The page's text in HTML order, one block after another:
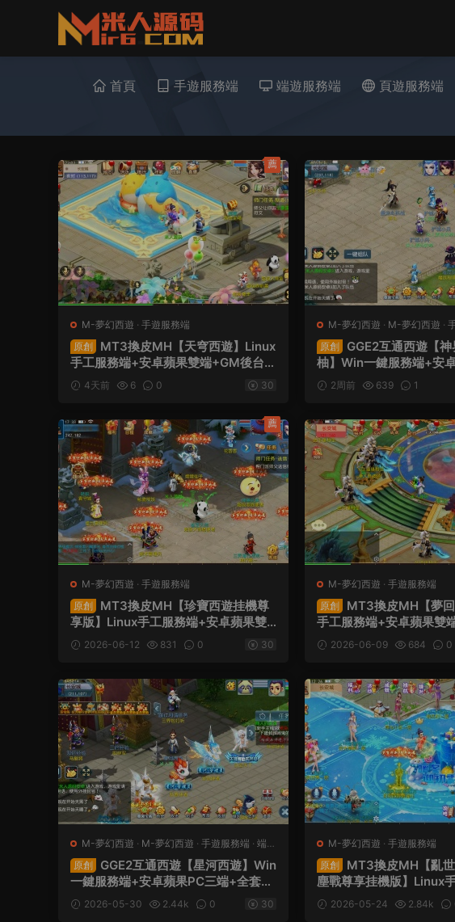
首頁 手遊服務端 端遊服務端 頁遊服務端
M-夢幻西遊 · 手遊服務端
原創
MT3換皮MH【天穹西遊】Linux
手工服務端+安卓蘋果雙端+GM後台
+全套源碼+視頻架設教程
4天前 6 0 30
薦
M-夢幻西遊 · M-夢幻西遊 ·
服務端
原創
GGE2互通西遊【
柚】Win一鍵服務端+安
+内置GM工具+全套源碼
程
2周前 639 1
M-夢幻西遊 · 手遊服務端
原創
MT3換皮MH【珍寶西遊挂機尊
享版】Linux手工服務端+安卓蘋果雙
端+GM後台+全套源碼+視頻架設教程
2026-06-12 831 0 30
薦
M-夢幻西遊 · 手遊服務端
原創
MT3換皮MH【夢
手工服務端+安卓蘋果雙
+全套源碼+視頻架設教程
2026-06-09 684 0
M-夢幻西遊 · M-夢幻西遊 · 手遊服務端 · 端遊
服務端
原創
GGE2互通西遊【星河西遊】Win
一鍵服務端+安卓蘋果PC三端+全套源
碼+視頻架設教程
2026-05-30 2.44k 0 30
M-夢幻西遊 · 手遊服務端
原創
MT3換皮MH【亂
塵戰尊享挂機版】Linux
+安卓蘋果雙端+GM後台
+視頻架設教程
2026-05-24 2.84k